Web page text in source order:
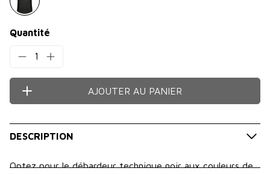
Quantité
1
AJOUTER AU PANIER
DESCRIPTION
Optez pour le débardeur technique noir aux couleurs de